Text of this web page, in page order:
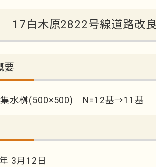
17白木原2822号線道路改
要
水桝(500×500) N=12基→11基
3月12日